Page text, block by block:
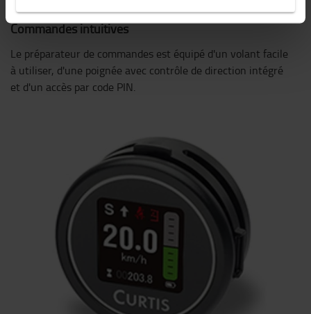
Commandes intuitives
Le préparateur de commandes est équipé d'un volant facile
à utiliser, d'une poignée avec contrôle de direction intégré
et d'un accès par code PIN.